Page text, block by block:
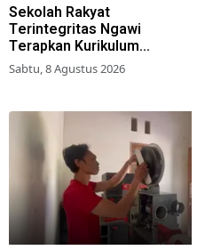
Sekolah Rakyat
Terintegritas Ngawi
Terapkan Kurikulum
Berbasis Asrama
Sabtu, 8 Agustus 2026